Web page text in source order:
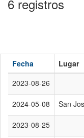
6 registros
Fecha Lugar
2023-08-26
2024-05-08 San
2023-08-25